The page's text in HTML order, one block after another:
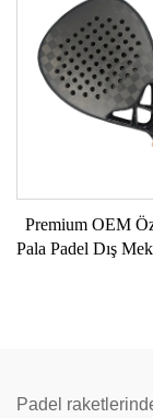
Lifli Pickleball
Premium OEM
Pala Padel Dış
Padel